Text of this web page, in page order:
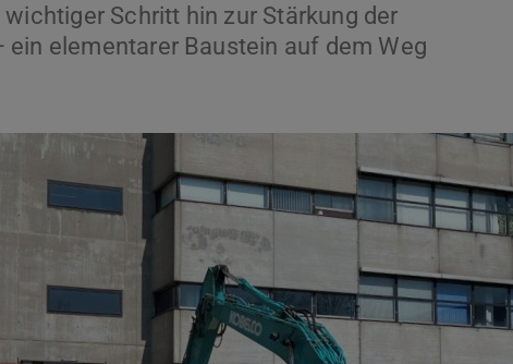
Schritt hin zur Stärkung der
elementarer Baustein auf dem Weg